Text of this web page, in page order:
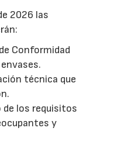
2026 las
Conformidad
técnica que
los requisitos
y